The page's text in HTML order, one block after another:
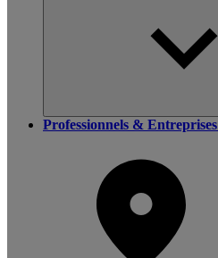
Professionnels & Entreprises